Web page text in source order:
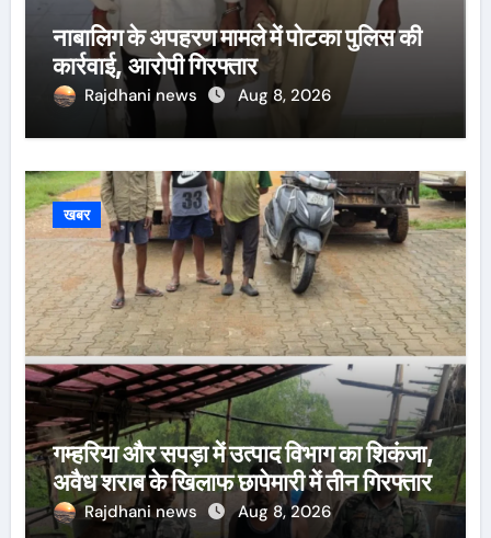
नाबालिग के अपहरण मामले में पोटका पुलिस की
कार्रवाई, आरोपी गिरफ्तार
Rajdhani news Aug 8, 2026
खबर
गम्हरिया और सपड़ा में उत्पाद विभाग का शिकंजा,
अवैध शराब के खिलाफ छापेमारी में तीन गिरफ्तार
Rajdhani news Aug 8, 2026